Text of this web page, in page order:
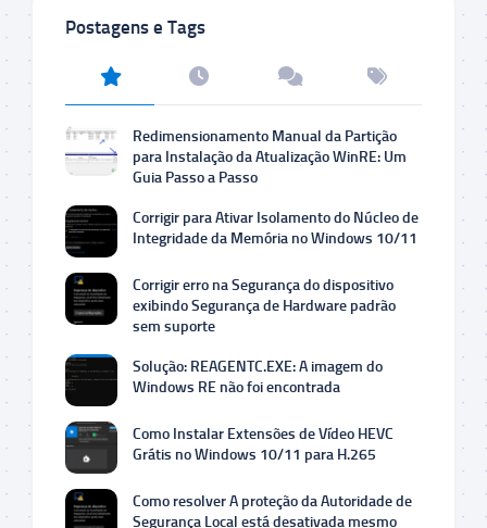
Postagens e Tags
Redimensionamento Manual da Partição
para Instalação da Atualização WinRE: Um
Guia Passo a Passo
Corrigir para Ativar Isolamento do Núcleo de
Integridade da Memória no Windows 10/11
Corrigir erro na Segurança do dispositivo
exibindo Segurança de Hardware padrão
sem suporte
Solução: REAGENTC.EXE: A imagem do
Windows RE não foi encontrada
Como Instalar Extensões de Vídeo HEVC
Grátis no Windows 10/11 para H.265
Como resolver A proteção da Autoridade de
Segurança Local está desativada mesmo